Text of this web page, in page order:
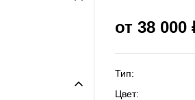
от 38 000
Тип:
Цвет: